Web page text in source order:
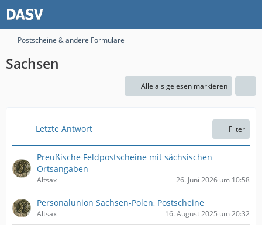
Postscheine & andere Formulare
Sachsen
Alle als gelesen markieren
Letzte Antwort Filter
Preußische Feldpostscheine mit sächsischen
Ortsangaben
Altsax 26. Juni 2026 um 10:58
Personalunion Sachsen-Polen, Postscheine
Altsax 16. August 2025 um 20:32